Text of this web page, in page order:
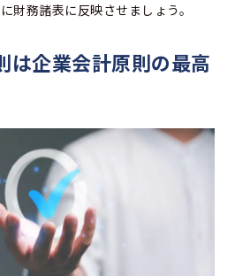
財務諸表に反映させましょう。
は企業会計原則の最高